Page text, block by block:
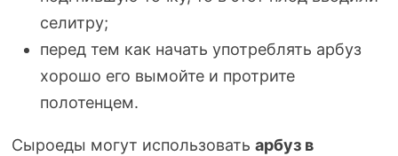
селитру;
перед тем как начать употреблять арбуз
хорошо его вымойте и протрите
полотенцем.
Сыроеды могут использовать арбуз в